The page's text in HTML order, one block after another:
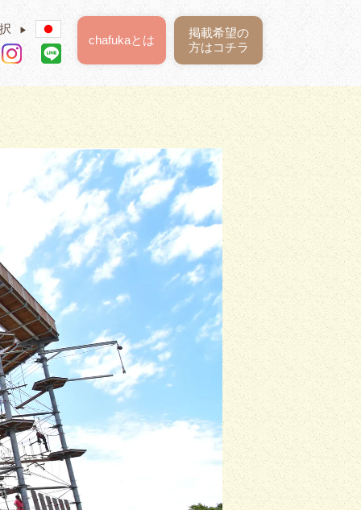
▶
掲載希望の
方はコチラ
chafukaとは